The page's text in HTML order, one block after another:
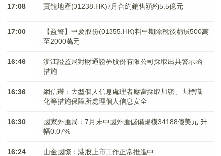
17:08 寶龍地產(01238.HK)7月合約銷售額約5.5億元
17:00
【盈警】中慶股份(01855.HK)料中期除稅後虧損500萬
至2000萬元
16:46
浙江證監局對財通證券股份有限公司採取出具警示函
措施
16:36
網信辦：大型個人信息處理者應當採取加密、去標識
化等措施保障所處理個人信息安全
16:30
國家外匯局：7月末中國外匯儲備規模34188億美元 升
幅0.07%
16:24 山金國際：港股上市工作正常推進中